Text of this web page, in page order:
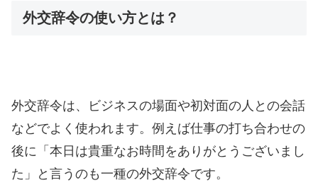
外交辞令の使い方とは？
外交辞令は、ビジネスの場面や初対面の人との会話
などでよく使われます。例えば仕事の打ち合わせの
後に「本日は貴重なお時間をありがとうございまし
た」と言うのも一種の外交辞令です。